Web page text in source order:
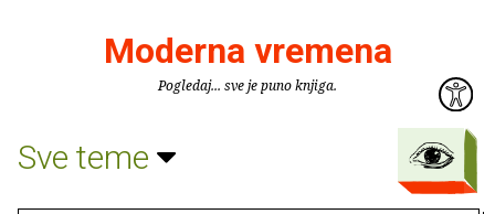
Moderna vremena
Pogledaj... sve je puno knjiga.
Sve teme